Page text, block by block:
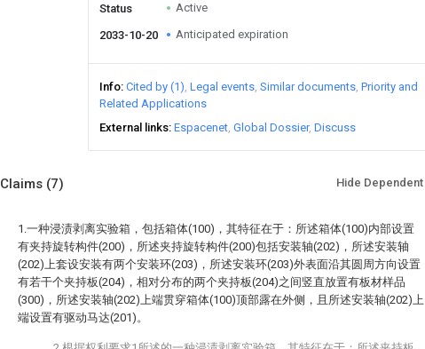
Status Active
2033-10-20 Anticipated expiration
Info Cited by (1) Legal events Similar documents Priority and
Related Applications
External links Espacenet Global Dossier Discuss
Claims (7) Hide Dependent
1.一种浸渍剥离实验箱，包括箱体(100)，其特征在于：所述箱体(100)内部设置
有夹持旋转构件(200)，所述夹持旋转构件(200)包括安装轴(202)，所述安装轴
(202)上套设安装有两个安装环(203)，所述安装环(203)外表面沿其圆周方向设置
有若干个夹持板(204)，相对分布的两个夹持板(204)之间竖直放置有板材样品
(300)，所述安装轴(202)上端贯穿箱体(100)顶部露在外侧，且所述安装轴(202)上
端设置有驱动马达(201)。